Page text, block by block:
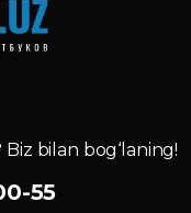
bilan bog‘laning!
55